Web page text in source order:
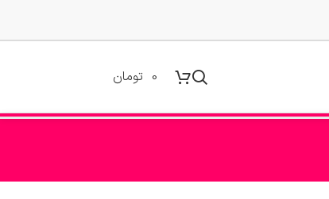
0 تومان